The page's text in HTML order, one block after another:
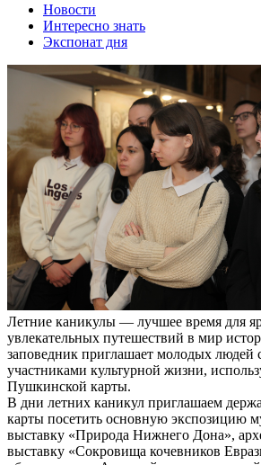
Новости
Интересно знать
Экспонат дня
Летние каникулы — лучшее время для
увлекательных путешествий в мир
заповедник приглашает молодых людей
участниками культурной жизни,
Пушкинской карты.
В дни летних каникул приглашаем
карты посетить основную экспозицию
выставку «Природа Нижнего Дона»,
выставку «Сокровища кочевников